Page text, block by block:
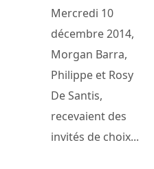
Mercredi 10
décembre 2014,
Morgan Barra,
Philippe et Rosy
De Santis,
recevaient des
invités de choix...